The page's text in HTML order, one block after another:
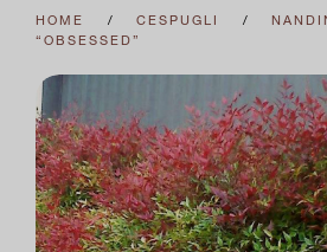
HOME CESPUGLI
“OBSESSED”